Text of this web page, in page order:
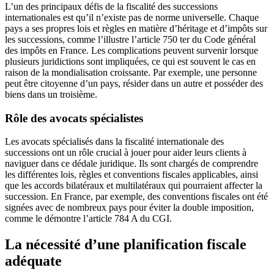
L’un des principaux défis de la fiscalité des successions
internationales est qu’il n’existe pas de norme universelle. Chaque
pays a ses propres lois et règles en matière d’héritage et d’impôts sur
les successions, comme l’illustre l’article 750 ter du Code général
des impôts en France. Les complications peuvent survenir lorsque
plusieurs juridictions sont impliquées, ce qui est souvent le cas en
raison de la mondialisation croissante. Par exemple, une personne
peut être citoyenne d’un pays, résider dans un autre et posséder des
biens dans un troisième.
Rôle des avocats spécialistes
Les avocats spécialisés dans la fiscalité internationale des
successions ont un rôle crucial à jouer pour aider leurs clients à
naviguer dans ce dédale juridique. Ils sont chargés de comprendre
les différentes lois, règles et conventions fiscales applicables, ainsi
que les accords bilatéraux et multilatéraux qui pourraient affecter la
succession. En France, par exemple, des conventions fiscales ont été
signées avec de nombreux pays pour éviter la double imposition,
comme le démontre l’article 784 A du CGI.
La nécessité d’une planification fiscale
adéquate